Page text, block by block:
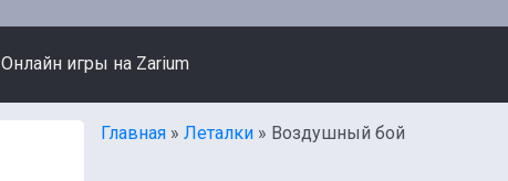
Онлайн игры на Zarium
Главная » Леталки » Воздушный бой